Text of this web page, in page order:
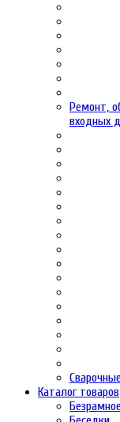
Ремонт,
входных
Каталог товаров